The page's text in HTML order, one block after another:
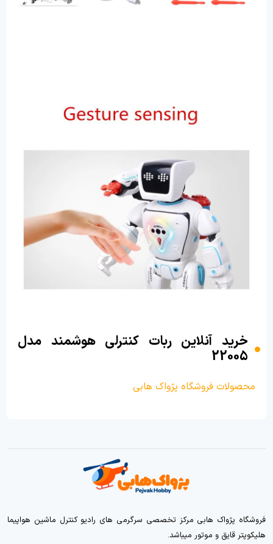
خرید آنلاین ربات کنترلی هوشمند مدل
22005
محصولات فروشگاه پژواک هابی
فروشگاه پژواک هابی مرکز تخصصی سرگرمی های رادیو کنترل ماشین هواپیما
هلیکوپتر قایق و موتور میباشد.